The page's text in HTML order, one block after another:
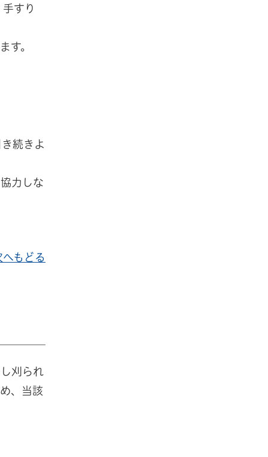
すり
す。
続きよ
力しな
もどる
刈られ
、当該